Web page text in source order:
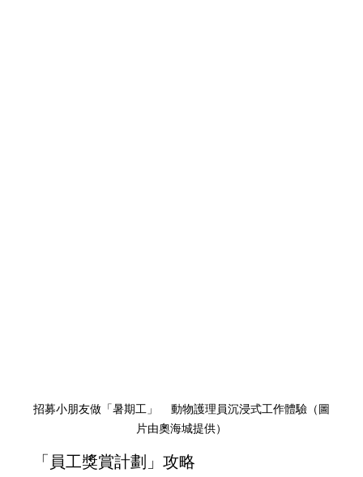
招募小朋友做「暑期工」    動物護理員沉浸式工作體驗（圖
片由奧海城提供）
「員工獎賞計劃」攻略